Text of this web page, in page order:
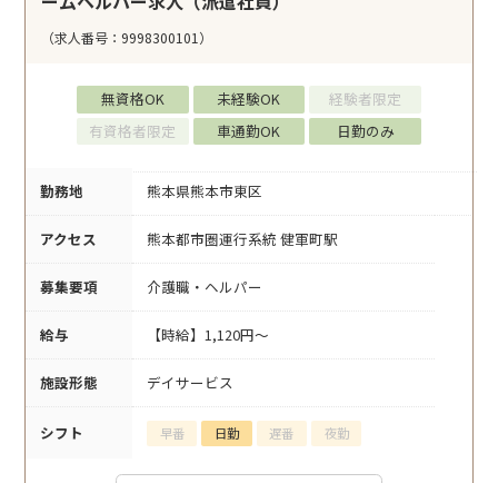
（求人番号：9998300101）
無資格OK 未経験OK
経験者限定
有資格者限定
車通勤OK 日勤のみ
勤務地 熊本県熊本市東区
アクセス 熊本都市圏運行系統 健軍町駅
募集要項 介護職・ヘルパー
給与 【時給】1,120円～
施設形態 デイサービス
シフト 早番 日勤 遅番 夜勤